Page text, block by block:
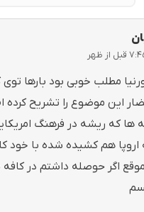
مطلب خوبی بود بارها
این موضوع را تشریح کرده
ها که ریشه در فرهنگ
اروپا هم کشیده شده با خود
اگر حوصله داشتم در کافه